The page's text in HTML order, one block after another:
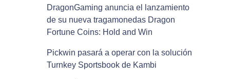
DragonGaming anuncia el lanzamiento
de su nueva tragamonedas Dragon
Fortune Coins: Hold and Win
Pickwin pasará a operar con la solución
Turnkey Sportsbook de Kambi